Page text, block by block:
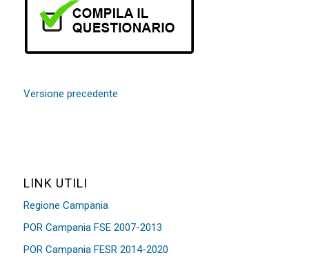
Versione precedente
LINK UTILI
Regione Campania
POR Campania FSE 2007-2013
POR Campania FESR 2014-2020